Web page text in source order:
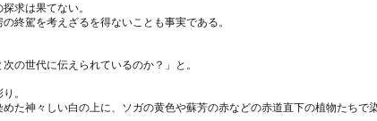
求は果てない。
終駕を考えざるを得ないことも事実である。
の世代に伝えられているのか？」と。
。
た神々しい白の上に、ソガの黄色や蘇芳の赤などの赤道直下の植物たちで